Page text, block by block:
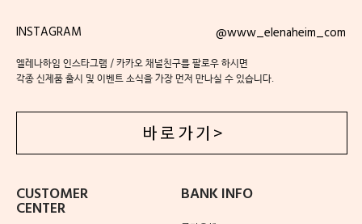
INSTAGRAM @www_elenaheim_com
엘레나하임 인스타그램 / 카카오 채널친구를 팔로우 하시면
각종 신제품 출시 및 이벤트 소식을 가장 먼저 만나실 수 있습니다.
바 로 가 기 >
CUSTOMER
CENTER
BANK INFO